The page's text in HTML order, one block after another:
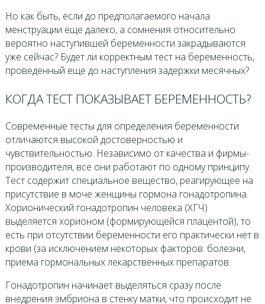
Но как быть, если до предполагаемого начала
менструации еще далеко, а сомнения относительно
вероятно наступившей беременности закрадываются
уже сейчас? Будет ли корректным тест на беременность,
проведенный еще до наступления задержки месячных?
КОГДА ТЕСТ ПОКАЗЫВАЕТ БЕРЕМЕННОСТЬ?
Современные тесты для определения беременности
отличаются высокой достоверностью и
чувствительностью. Независимо от качества и фирмы-
производителя, все они работают по одному принципу.
Тест содержит специальное вещество, реагирующее на
присутствие в моче женщины гормона гонадотропина.
Хорионический гонадотропин человека (ХГЧ)
выделяется хорионом (формирующейся плацентой), то
есть при отсутствии беременности его практически нет в
крови (за исключением некоторых факторов: болезни,
приема гормональных лекарственных препаратов.
Гонадотропин начинает выделяться сразу после
внедрения эмбриона в стенку матки, что происходит не